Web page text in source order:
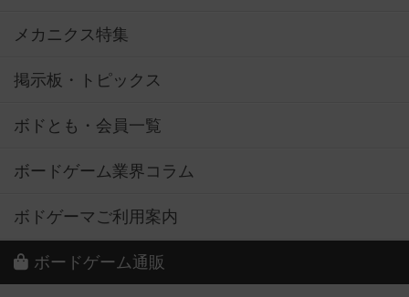
メカニクス特集
掲示板・トピックス
ボドとも・会員一覧
ボードゲーム業界コラム
ボドゲーマご利用案内
ボードゲーム通販